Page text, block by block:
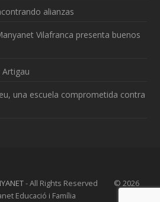
alianzas
Vilafranca presenta buenos
una escuela comprometida contra
- All Rights Reserved © 2026
Educació i Família